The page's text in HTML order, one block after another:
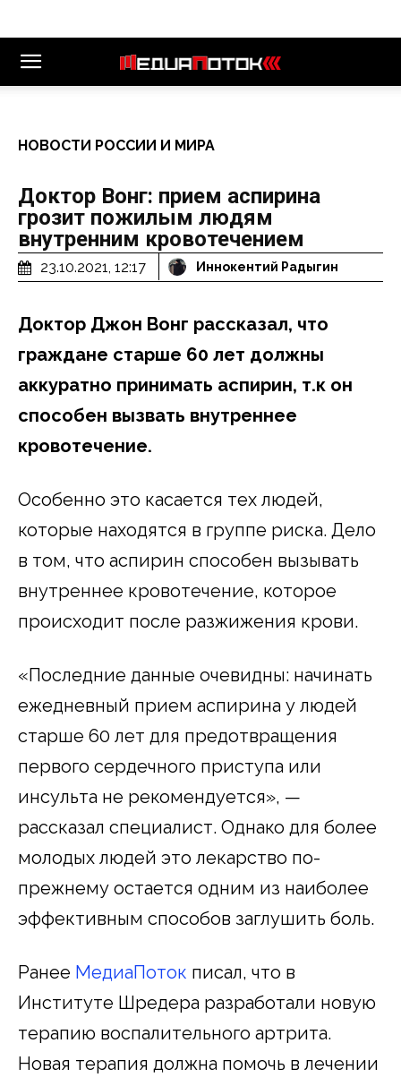
НОВОСТИ РОССИИ И МИРА
Доктор Вонг: прием аспирина
грозит пожилым людям
внутренним кровотечением
23.10.2021, 12:17 Иннокентий Радыгин
Доктор Джон Вонг рассказал, что
граждане старше 60 лет должны
аккуратно принимать аспирин, т.к он
способен вызвать внутреннее
кровотечение.
Особенно это касается тех людей,
которые находятся в группе риска. Дело
в том, что аспирин способен вызывать
внутреннее кровотечение, которое
происходит после разжижения крови.
«Последние данные очевидны: начинать
ежедневный прием аспирина у людей
старше 60 лет для предотвращения
первого сердечного приступа или
инсульта не рекомендуется», —
рассказал специалист. Однако для более
молодых людей это лекарство по-
прежнему остается одним из наиболее
эффективным способов заглушить боль.
Ранее МедиаПоток писал, что в
Институте Шредера разработали новую
терапию воспалительного артрита.
Новая терапия должна помочь в лечении